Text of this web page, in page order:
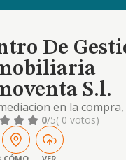
De
S.l.
en la
de terrenos e
0/5( 0 votos)